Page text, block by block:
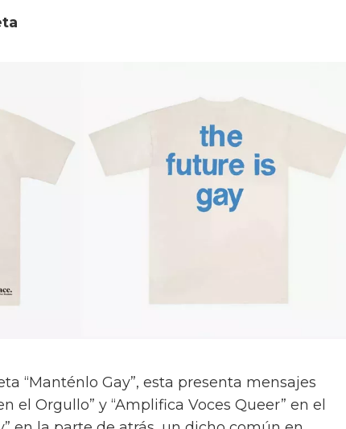
“Manténlo Gay”, esta presenta mensajes
el Orgullo” y “Amplifica Voces Queer” en el